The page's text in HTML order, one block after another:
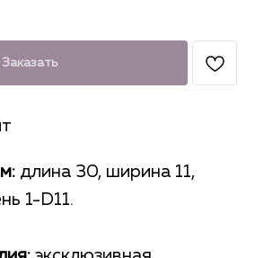
Заказать
длина 30, ширина 11,
1-D11.